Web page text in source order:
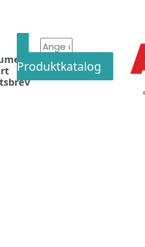
E-
postSkicka
Produktkatalog